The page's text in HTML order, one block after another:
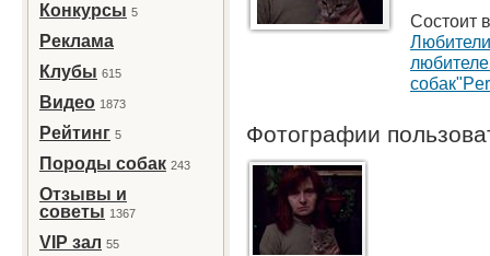
Конкурсы 5
Реклама
Клубы 615
Видео 1873
Рейтинг 5
Породы собак 243
Отзывы и
советы 1367
VIP зал 55
Состоит
Фотографии